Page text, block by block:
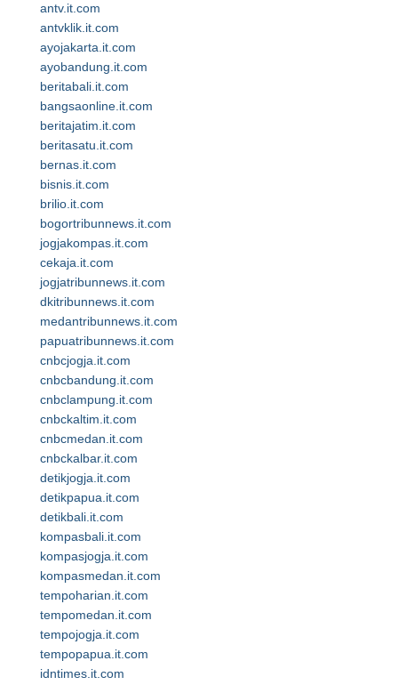
antv.it.com
antvklik.it.com
ayojakarta.it.com
ayobandung.it.com
beritabali.it.com
bangsaonline.it.com
beritajatim.it.com
beritasatu.it.com
bernas.it.com
bisnis.it.com
brilio.it.com
bogortribunnews.it.com
jogjakompas.it.com
cekaja.it.com
jogjatribunnews.it.com
dkitribunnews.it.com
medantribunnews.it.com
papuatribunnews.it.com
cnbcjogja.it.com
cnbcbandung.it.com
cnbclampung.it.com
cnbckaltim.it.com
cnbcmedan.it.com
cnbckalbar.it.com
detikjogja.it.com
detikpapua.it.com
detikbali.it.com
kompasbali.it.com
kompasjogja.it.com
kompasmedan.it.com
tempoharian.it.com
tempomedan.it.com
tempojogja.it.com
tempopapua.it.com
idntimes.it.com